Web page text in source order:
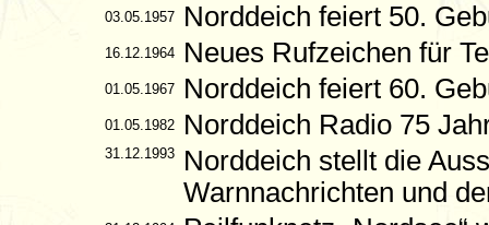
03.05.1957 Norddeich feiert 50.
16.12.1964 Neues Rufzeichen für
01.05.1967 Norddeich feiert 60.
01.05.1982 Norddeich Radio 75
31.12.1993
Norddeich stellt die
Warnnachrichten und